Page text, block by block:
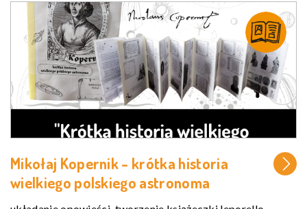
Mikołaj Kopernik - krótka historia
wielkiego polskiego astronoma